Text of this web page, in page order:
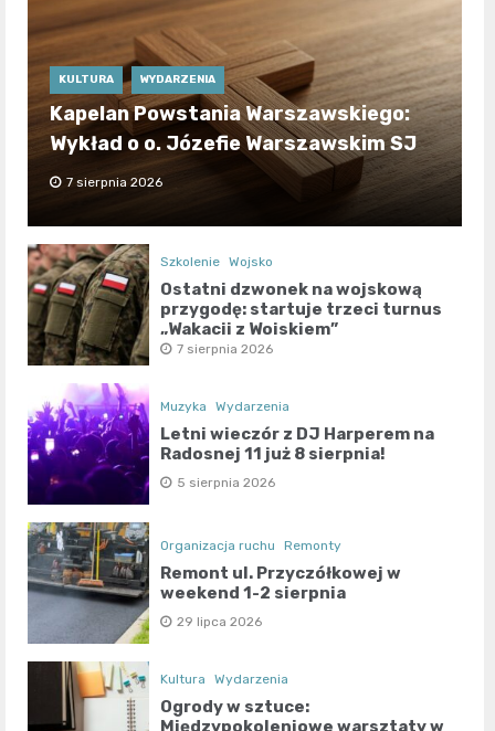
KULTURA WYDARZENIA
Kapelan Powstania Warszawskiego:
Wykład o o. Józefie Warszawskim SJ
7 sierpnia 2026
Szkolenie Wojsko
Ostatni dzwonek na wojskową
przygodę: startuje trzeci turnus
„Wakacji z Wojskiem”
7 sierpnia 2026
Muzyka Wydarzenia
Letni wieczór z DJ Harperem na
Radosnej 11 już 8 sierpnia!
5 sierpnia 2026
Organizacja ruchu Remonty
Remont ul. Przyczółkowej w
weekend 1-2 sierpnia
29 lipca 2026
Kultura Wydarzenia
Ogrody w sztuce:
Międzypokoleniowe warsztaty w